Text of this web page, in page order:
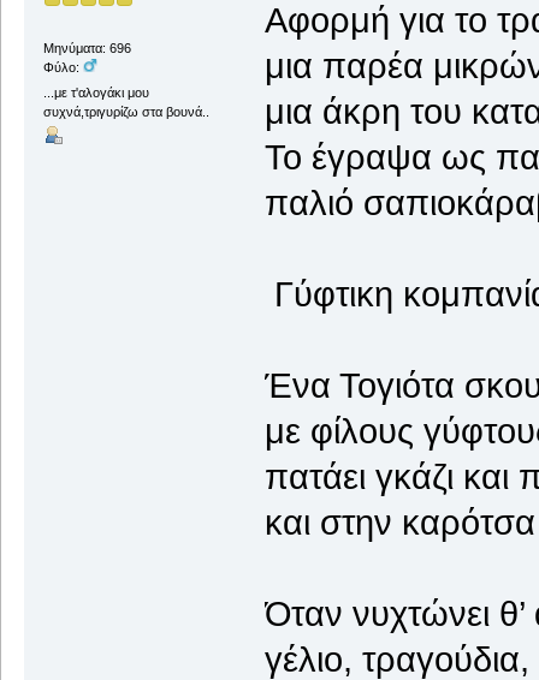
Μηνύματα: 696
Φύλο:
...με τ'αλογάκι μου
συχνά,τριγυρίζω στα βουνά..
Αφορμή για το
μια παρέα
μια άκρη του
Το έγραψα ως
παλιό
Γύφτικη
Ένα Τογιότα
με φίλους
πατάει γκάζι και
και στην καρότσα
Όταν νυχτώνει θ’
γέλιο,